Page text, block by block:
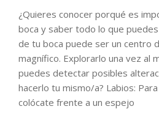
¿Quieres conocer porqué es
boca y saber todo lo que
de tu boca puede ser un centro
magnífico. Explorarlo una vez al
puedes detectar posibles
hacerlo tu mismo/a? Labios:
colócate frente a un espejo